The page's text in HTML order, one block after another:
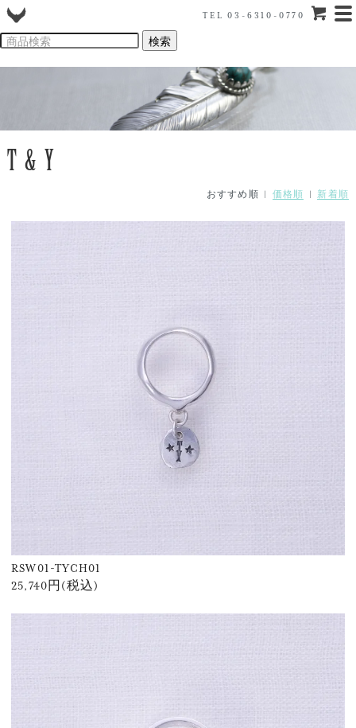
TEL 03-6310-0770
T&Y
おすすめ順 | 価格順 | 新着順
RSW01-TYCH01
25,740円(税込)